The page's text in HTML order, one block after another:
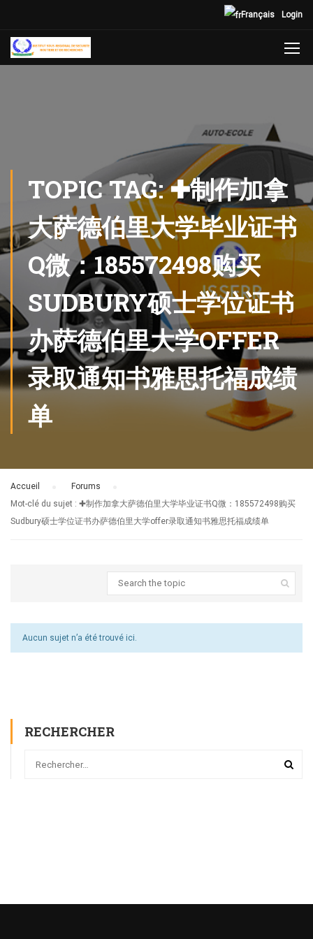
Login
Français
TOPIC TAG: ✚制作加拿
大萨德伯里大学毕业证书
Q微：185572498购买
SUDBURY硕士学位证书
办萨德伯里大学OFFER
录取通知书雅思托福成绩
单
Accueil Forums
Mot-clé du sujet : ✚制作加拿大萨德伯里大学毕业证书Q微：185572498购买
Sudbury硕士学位证书办萨德伯里大学offer录取通知书雅思托福成绩单
Aucun sujet n’a été trouvé ici.
RECHERCHER